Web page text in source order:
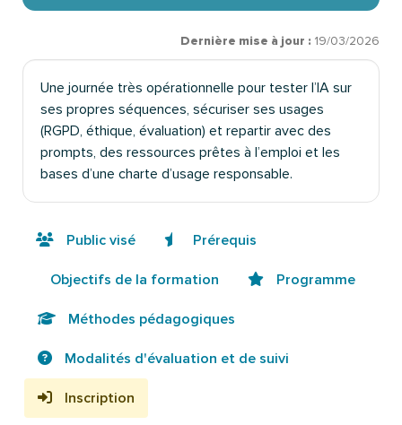
Dernière mise à jour : 19/03/2026
Une journée très opérationnelle pour tester l’IA sur
ses propres séquences, sécuriser ses usages
(RGPD, éthique, évaluation) et repartir avec des
prompts, des ressources prêtes à l’emploi et les
bases d’une charte d’usage responsable.
Public visé Prérequis
Objectifs de la formation Programme
Méthodes pédagogiques
Modalités d'évaluation et de suivi
Inscription